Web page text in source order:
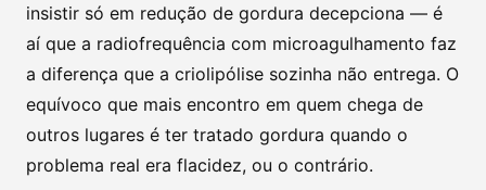
insistir só em redução de gordura decepciona — é
aí que a radiofrequência com microagulhamento faz
a diferença que a criolipólise sozinha não entrega. O
equívoco que mais encontro em quem chega de
outros lugares é ter tratado gordura quando o
problema real era flacidez, ou o contrário.